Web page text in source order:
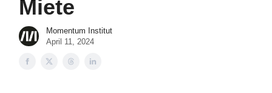
Miete
Momentum Institut
April 11, 2024